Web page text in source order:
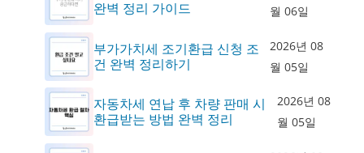
완벽 정리 가이드
월 06일
부가가치세 조기환급 신청 조
건 완벽 정리하기
2026년 08
월 05일
자동차세 연납 후 차량 판매 시
환급받는 방법 완벽 정리
2026년 08
월 05일